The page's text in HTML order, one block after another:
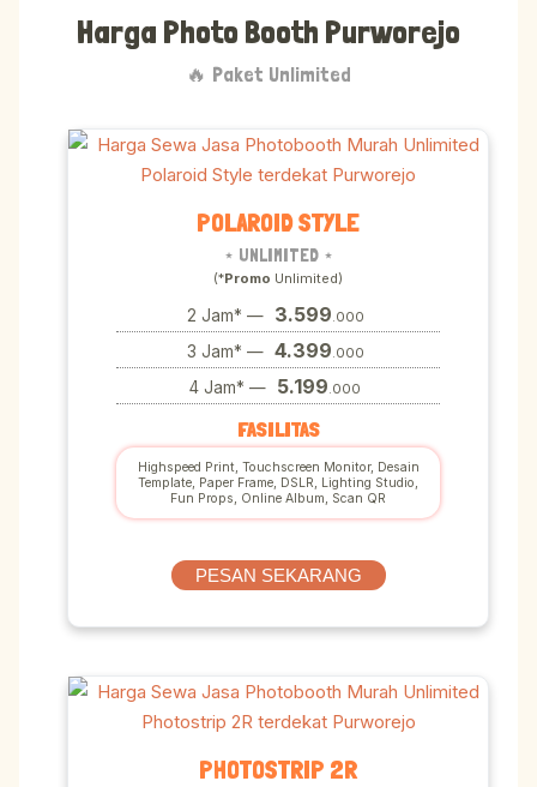
Harga Photo Booth Purworejo
🔥 Paket Unlimited
POLAROID STYLE
⋆ UNLIMITED ⋆
(*Promo Unlimited)
2 Jam* — 3.599.000
3 Jam* — 4.399.000
4 Jam* — 5.199.000
FASILITAS
Highspeed Print, Touchscreen Monitor, Desain
Template, Paper Frame, DSLR, Lighting Studio,
Fun Props, Online Album, Scan QR
PESAN SEKARANG
PHOTOSTRIP 2R